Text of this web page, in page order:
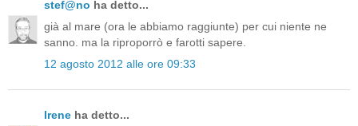
stef@no ha detto...
già al mare (ora le abbiamo raggiunte) per cui niente ne
sanno. ma la riproporrò e farotti sapere.
12 agosto 2012 alle ore 09:33
Irene ha detto...